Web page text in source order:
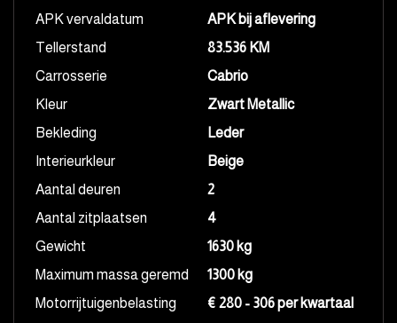
APK vervaldatum
APK bij aflevering
Tellerstand
83.536 KM
Carrosserie
Cabrio
Kleur
Zwart Metallic
Bekleding
Leder
Interieurkleur
Beige
Aantal deuren
2
Aantal zitplaatsen
4
Gewicht
1630 kg
Maximum massa geremd
1300 kg
Motorrijtuigenbelasting
€ 280 - 306 per kwartaal